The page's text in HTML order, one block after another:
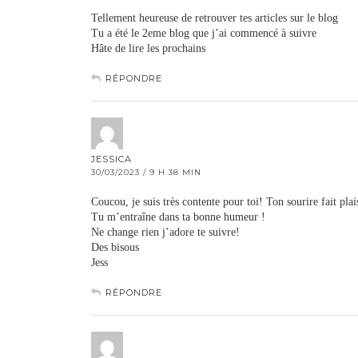
Tellement heureuse de retrouver tes articles sur le blog
Tu a été le 2eme blog que j’ai commencé à suivre
Hâte de lire les prochains
RÉPONDRE
JESSICA
30/03/2023 / 9 H 38 MIN
Coucou, je suis très contente pour toi! Ton sourire fait
Tu m’entraîne dans ta bonne humeur !
Ne change rien j’adore te suivre!
Des bisous
Jess
RÉPONDRE